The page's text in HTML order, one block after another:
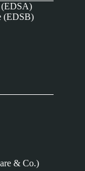
(EDSA)
(EDSB)
& Co.)